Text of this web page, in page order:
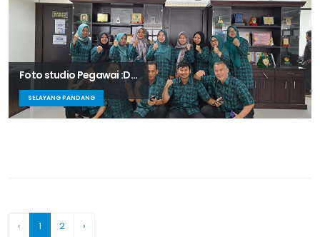
Foto studio Pegawai :D...
SELAYANG PANDANG
‹ 1 2 ›